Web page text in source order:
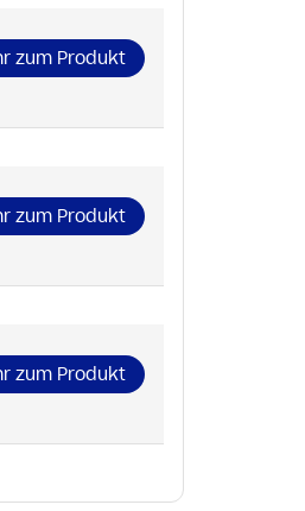
zum Produkt
zum Produkt
zum Produkt